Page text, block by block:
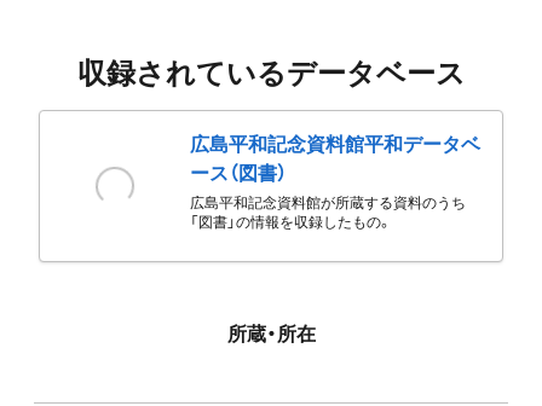
収録されているデータベース
広島平和記念資料館平和データベ
ース（図書）
広島平和記念資料館が所蔵する資料のうち
「図書」の情報を収録したもの。
所蔵・所在